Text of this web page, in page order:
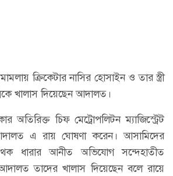
ক্রিকেটার নাসির হোসাইন ও তার স্ত্রী
খালাস দিয়েছেন আদালত।
অতিরিক্ত চিফ মেট্রোপলিটন ম্যাজিস্ট্রেট
এ রায় ঘোষণা করেন। আসামিদের
ধারার আনীত অভিযোগ সন্দেহাতীত
তাদের খালাস দিয়েছেন বলে রায়ে